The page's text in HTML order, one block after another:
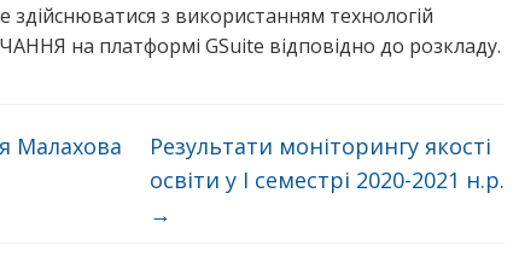
здійснюватися з використанням технологій
на платформі GSuite відповідно до розкладу.
Малахова
Результати моніторингу якості
освіти у І семестрі 2020-2021 н.р.
→